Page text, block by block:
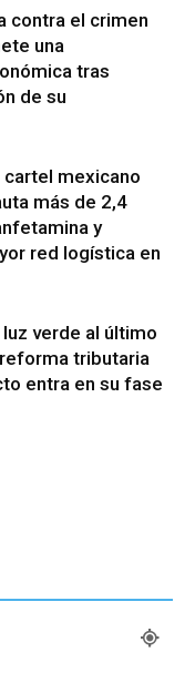
contra el crimen
una
tras
de su
mexicano
más de 2,4
y
red logística en
verde al último
tributaria
entra en su fase